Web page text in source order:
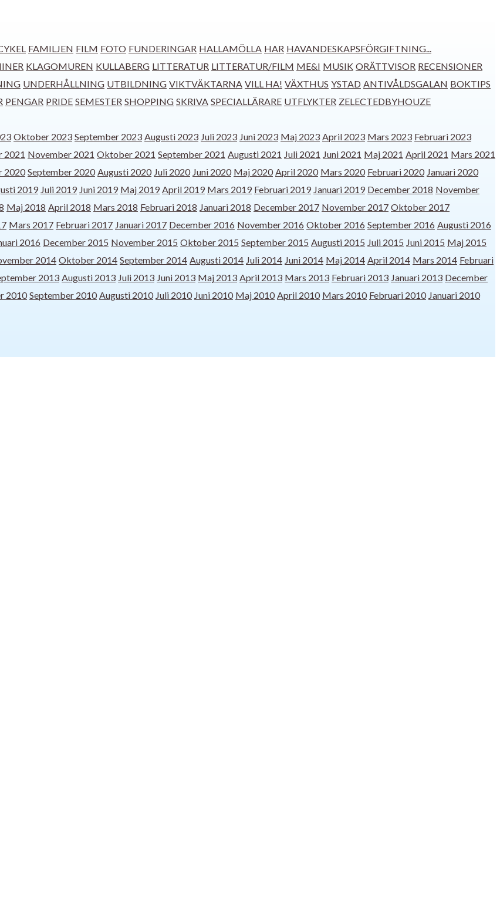
FAMILJEN FILM FOTO FUNDERINGAR HALLAMÖLLA HAR HAVANDESKAPSFÖRGIFTNING...
KLAGOMUREN KULLABERG LITTERATUR LITTERATUR/FILM ME&I MUSIK ORÄTTVISOR RECENSIONER
UNDERHÅLLNING UTBILDNING VIKTVÄKTARNA VILL HA! VÄXTHUS YSTAD ANTIVÅLDSGALAN BOKTIPS
PENGAR PRIDE SEMESTER SHOPPING SKRIVA SPECIALLÄRARE UTFLYKTER ZELECTEDBYHOUZE
Oktober 2023 September 2023 Augusti 2023 Juli 2023 Juni 2023 Maj 2023 April 2023 Mars 2023 Februari 2023
2021 November 2021 Oktober 2021 September 2021 Augusti 2021 Juli 2021 Juni 2021 Maj 2021 April 2021 Mars 2021
2020 September 2020 Augusti 2020 Juli 2020 Juni 2020 Maj 2020 April 2020 Mars 2020 Februari 2020 Januari 2020
2019 Juli 2019 Juni 2019 Maj 2019 April 2019 Mars 2019 Februari 2019 Januari 2019 December 2018 November
Maj 2018 April 2018 Mars 2018 Februari 2018 Januari 2018 December 2017 November 2017 Oktober 2017
Mars 2017 Februari 2017 Januari 2017 December 2016 November 2016 Oktober 2016 September 2016 Augusti 2016
2016 December 2015 November 2015 Oktober 2015 September 2015 Augusti 2015 Juli 2015 Juni 2015 Maj 2015
2014 Oktober 2014 September 2014 Augusti 2014 Juli 2014 Juni 2014 Maj 2014 April 2014 Mars 2014 Februari
2013 Augusti 2013 Juli 2013 Juni 2013 Maj 2013 April 2013 Mars 2013 Februari 2013 Januari 2013 December
2010 September 2010 Augusti 2010 Juli 2010 Juni 2010 Maj 2010 April 2010 Mars 2010 Februari 2010 Januari 2010